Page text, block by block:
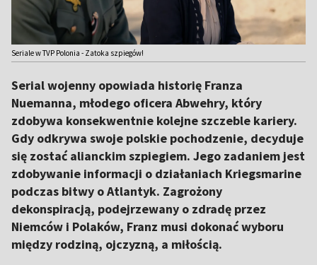
Seriale w TVP Polonia - Zatoka szpiegów!
Serial wojenny opowiada historię Franza
Nuemanna, młodego oficera Abwehry, który
zdobywa konsekwentnie kolejne szczeble kariery.
Gdy odkrywa swoje polskie pochodzenie, decyduje
się zostać alianckim szpiegiem. Jego zadaniem jest
zdobywanie informacji o działaniach Kriegsmarine
podczas bitwy o Atlantyk. Zagrożony
dekonspiracją, podejrzewany o zdradę przez
Niemców i Polaków, Franz musi dokonać wyboru
między rodziną, ojczyzną, a miłością.